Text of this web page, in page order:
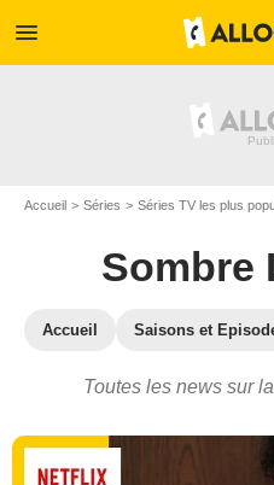
menu
Accueil Séries Séries TV les plus
Sombre
Accueil Saisons et
Toutes les news sur